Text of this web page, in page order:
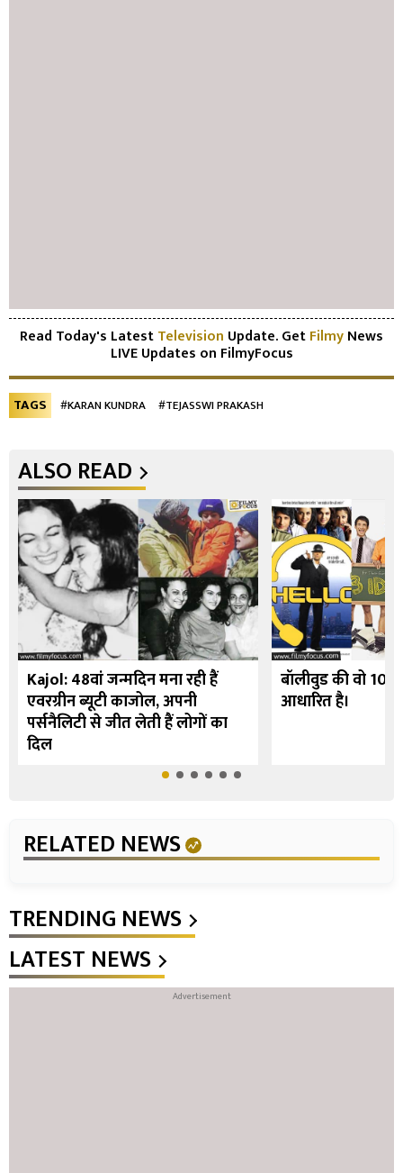
Read Today's LatestTelevision Update. GetFilmyNews
LIVE Updates on FilmyFocus
TAGS #KARAN KUNDRA #TEJASSWI PRAKASH
ALSO READ
Kajol: 48वां जन्मदिन मना रही हैं
एवरग्रीन ब्यूटी काजोल, अपनी
पर्सनैलिटी से जीत लेती हैं लोगों का
दिल
बॉलीवुड की वो 10
आधारित है।
RELATED NEWS
TRENDING NEWS
LATEST NEWS